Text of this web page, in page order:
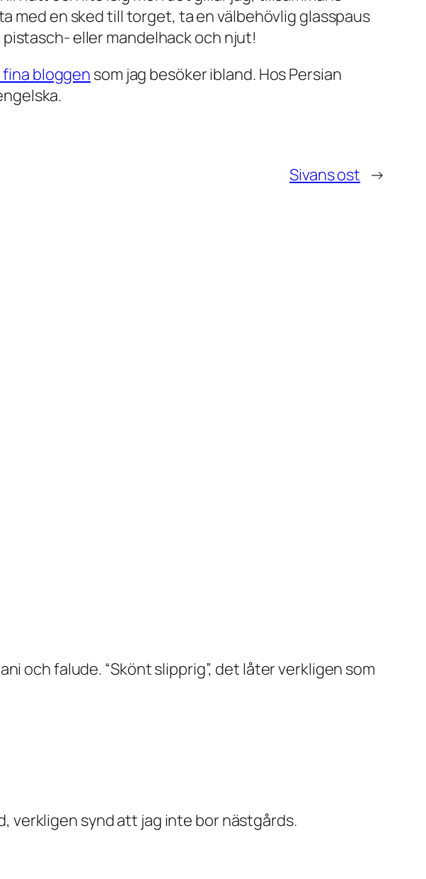
med en sked till torget, ta en välbehövlig glasspaus
pistasch- eller mandelhack och njut!
bloggen som jag besöker ibland. Hos Persian
Sivans ost →
och falude. “Skönt slipprig”, det låter verkligen som
synd att jag inte bor nästgårds.